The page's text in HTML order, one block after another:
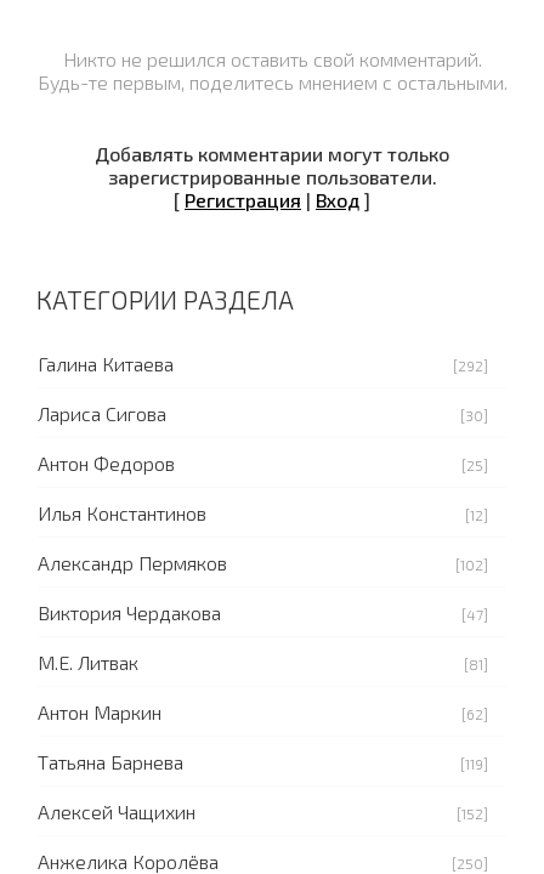
Никто не решился оставить свой комментарий.
Будь-те первым, поделитесь мнением с остальными.
Добавлять комментарии могут только
зарегистрированные пользователи.
[ Регистрация | Вход ]
КАТЕГОРИИ РАЗДЕЛА
Галина Китаева [292]
Лариса Сигова [30]
Антон Федоров [25]
Илья Константинов [12]
Александр Пермяков [102]
Виктория Чердакова [47]
М.Е. Литвак [81]
Антон Маркин [62]
Татьяна Барнева [119]
Алексей Чащихин [152]
Анжелика Королёва [250]